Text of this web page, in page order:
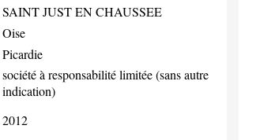
SAINT JUST EN CHAUSSEE
Oise
Picardie
société à responsabilité limitée (sans autre
indication)
2012